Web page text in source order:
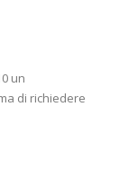
un
di richiedere